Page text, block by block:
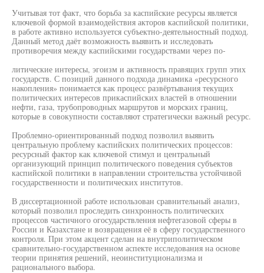
Учитывая тот факт, что борьба за каспийские ресурсы является
ключевой формой взаимодействия акторов каспийской политики,
в работе активно используется субъектно-деятельностный подход.
Данный метод даёт возможность выявить и исследовать
противоречия между каспийскими государствами через по-
литические интересы, эгоизм и активность правящих групп этих
государств. С позиций данного подхода динамика «ресурсного
накопления» понимается как процесс развёртывания текущих
политических интересов прикаспийских властей в отношении
нефти, газа, трубопроводных маршрутов и морских границ,
которые в совокупности составляют стратегически важный ресурс.
Проблемно-ориентированный подход позволил выявить
центральную проблему каспийских политических процессов:
ресурсный фактор как ключевой стимул и центральный
организующий принцип политического поведения субъектов
каспийской политики в направлении строительства устойчивой
государственности и политических институтов.
В диссертационной работе использован сравнительный анализ,
который позволил проследить синхронность политических
процессов частичного огосударствления нефтегазовой сферы в
России и Казахстане и возвращения её в сферу государственного
контроля. При этом акцент сделан на внутриполитическом
сравнительно-государственном аспекте исследования на основе
теории принятия решений, неоинституционализма и
рационального выбора.